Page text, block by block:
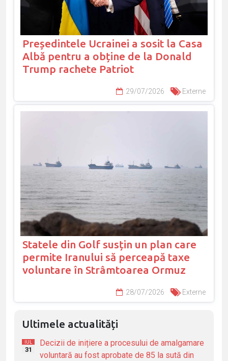
Președintele Ucrainei a sosit la Casa
Albă pentru a obține de la Donald
Trump rachete Patriot
29/07/2026 Externe
Statele din Golf susțin un plan care
permite Iranului să perceapă taxe
voluntare în Strâmtoarea Ormuz
28/07/2026 Externe
Ultimele actualități
IUL
31
Decizii de inițiere a procesului de amalgamare
voluntară au fost aprobate de 85 la sută din